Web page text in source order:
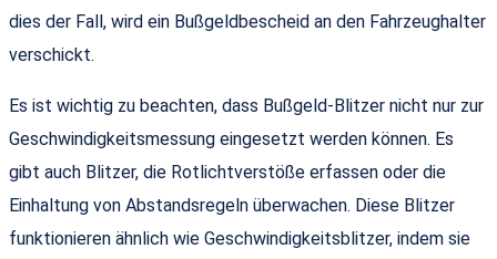
dies der Fall, wird ein Bußgeldbescheid an den Fahrzeughalter
verschickt.
Es ist wichtig zu beachten, dass Bußgeld-Blitzer nicht nur zur
Geschwindigkeitsmessung eingesetzt werden können. Es
gibt auch Blitzer, die Rotlichtverstöße erfassen oder die
Einhaltung von Abstandsregeln überwachen. Diese Blitzer
funktionieren ähnlich wie Geschwindigkeitsblitzer, indem sie